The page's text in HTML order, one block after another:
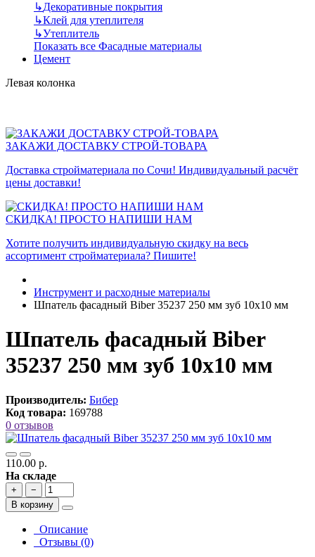
↳Декоративные покрытия
↳Клей для утеплителя
↳Утеплитель
Показать все Фасадные материалы
Цемент
Левая колонка
ЗАКАЖИ ДОСТАВКУ СТРОЙ-ТОВАРА
Доставка стройматериала по Сочи! Индивидуальный расчёт
цены доставки!
СКИДКА! ПРОСТО НАПИШИ НАМ
Хотите получить индивидуальную скидку на весь
ассортимент стройматериала? Пишите!
Инструмент и расходные материалы
Шпатель фасадный Biber 35237 250 мм зуб 10х10 мм
Шпатель фасадный Biber
35237 250 мм зуб 10х10 мм
Производитель: Бибер
Код товара: 169788
0 отзывов
110.00 р.
На складе
+
−
В корзину
Описание
Отзывы (0)